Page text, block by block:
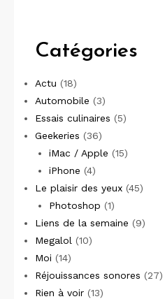
Catégories
Actu (18)
Automobile (3)
Essais culinaires (5)
Geekeries (36)
iMac / Apple (15)
iPhone (4)
Le plaisir des yeux (45)
Photoshop (1)
Liens de la semaine (9)
Megalol (10)
Moi (14)
Réjouissances sonores (27)
Rien à voir (13)